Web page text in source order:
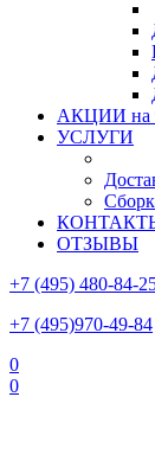
АКЦИИ на
УСЛУГИ
ОТЗЫВЫ
+7 (495) 480-84-
+7 (495)970-49-84
0
0